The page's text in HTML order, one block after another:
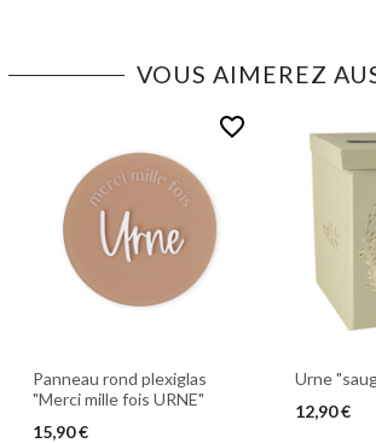
VOUS AIMEREZ
favorite_border
Panneau rond plexiglas
"Merci mille fois URNE"
15,90 €
Urne
12,90 €